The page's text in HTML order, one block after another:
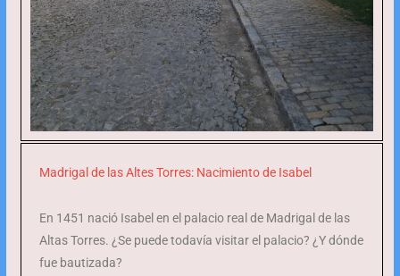
Madrigal de las Altes Torres: Nacimiento de Isabel
En 1451 nació Isabel en el palacio real de Madrigal de las
Altas Torres. ¿Se puede todavía visitar el palacio? ¿Y dónde
fue bautizada?